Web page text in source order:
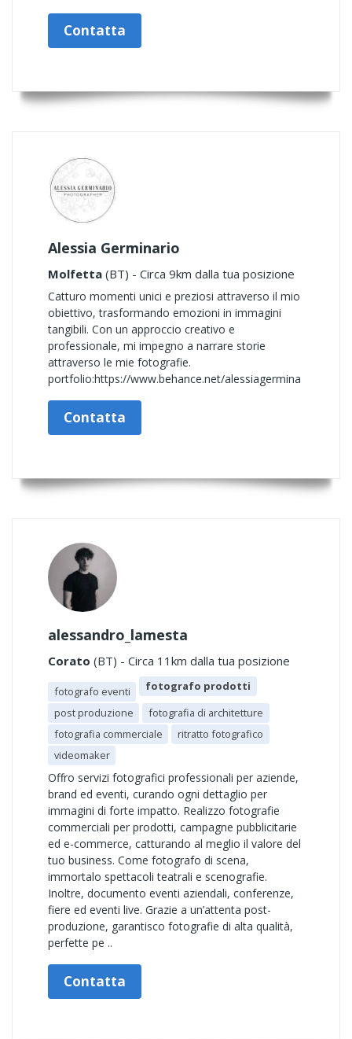
Contatta
Alessia Germinario
Molfetta (BT) - Circa 9km dalla tua posizione
Catturo momenti unici e preziosi attraverso il mio
obiettivo, trasformando emozioni in immagini
tangibili. Con un approccio creativo e
professionale, mi impegno a narrare storie
attraverso le mie fotografie.
portfolio:https://www.behance.net/alessiagermina
Contatta
alessandro_lamesta
Corato (BT) - Circa 11km dalla tua posizione
fotografo eventi
fotografo prodotti
post produzione
fotografia di architetture
fotografia commerciale
ritratto fotografico
videomaker
Offro servizi fotografici professionali per aziende,
brand ed eventi, curando ogni dettaglio per
immagini di forte impatto. Realizzo fotografie
commerciali per prodotti, campagne pubblicitarie
ed e-commerce, catturando al meglio il valore del
tuo business. Come fotografo di scena,
immortalo spettacoli teatrali e scenografie.
Inoltre, documento eventi aziendali, conferenze,
fiere ed eventi live. Grazie a un’attenta post-
produzione, garantisco fotografie di alta qualità,
perfette pe ..
Contatta